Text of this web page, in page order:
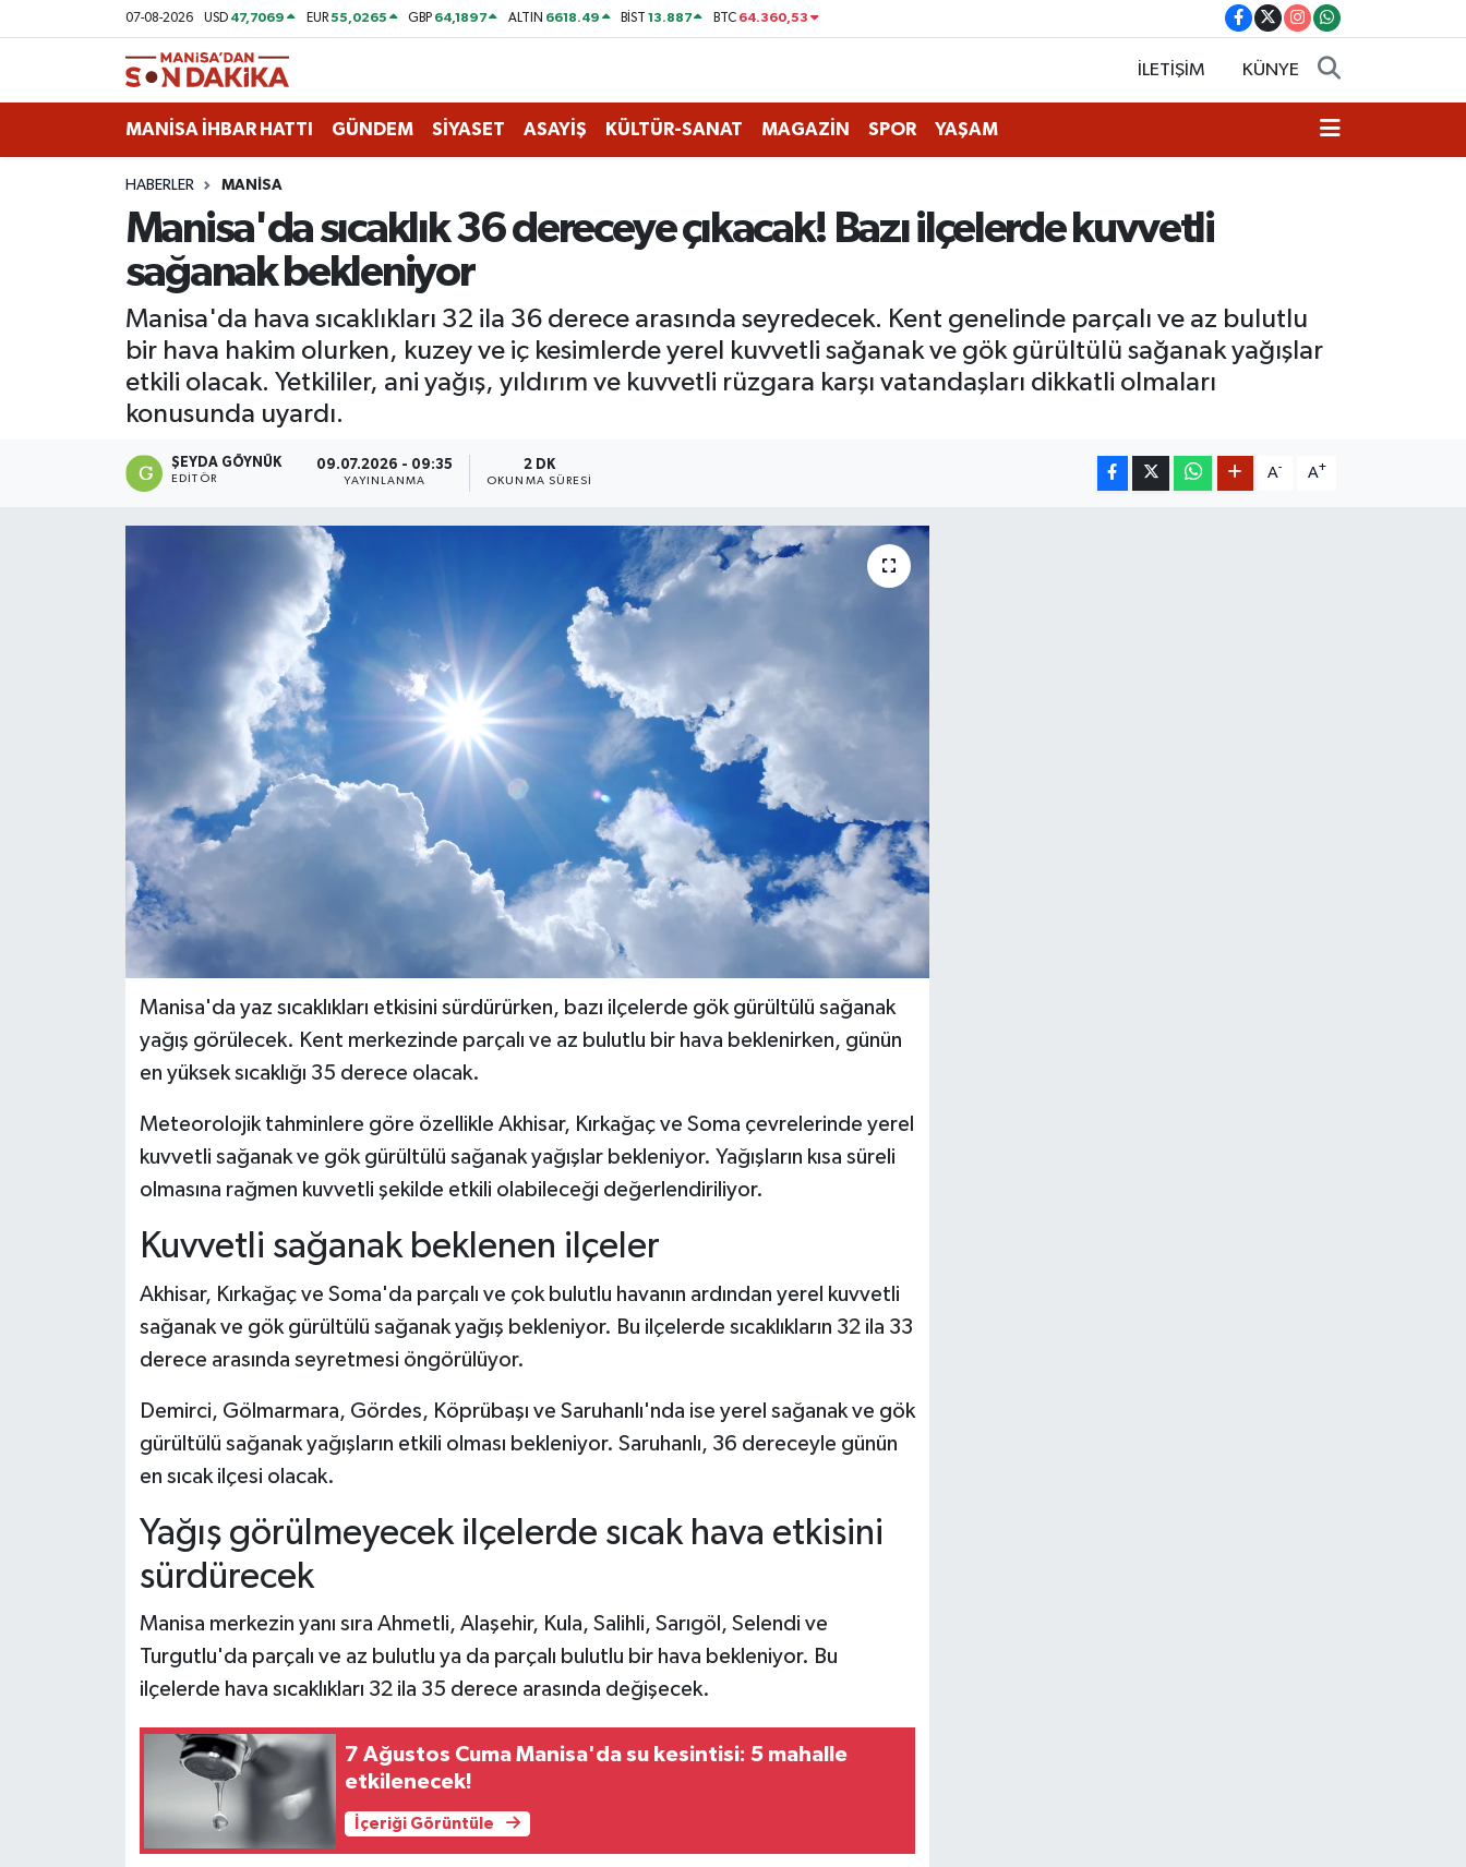
07-08-2026 USD 47,7069 EUR55,0265 GBP 64,1897 ALTIN 6618.49 BİST13.887 BTC 64.360,53
İLETİŞİM KÜNYE
MANİSA İHBAR HATTI GÜNDEM SİYASET ASAYİŞ KÜLTÜR-SANAT MAGAZİN SPOR YAŞAM
HABERLER MANİSA
Manisa'da sıcaklık 36 dereceye çıkacak! Bazı ilçelerde kuvvetli
sağanak bekleniyor
Manisa'da hava sıcaklıkları 32 ila 36 derece arasında seyredecek. Kent genelinde parçalı ve az bulutlu
bir hava hakim olurken, kuzey ve iç kesimlerde yerel kuvvetli sağanak ve gök gürültülü sağanak yağışlar
etkili olacak. Yetkililer, ani yağış, yıldırım ve kuvvetli rüzgara karşı vatandaşları dikkatli olmaları
konusunda uyardı.
ŞEYDA GÖYNÜK
EDITÖR
09.07.2026 - 09:35
YAYINLANMA
2 DK
OKUNMA SÜRESI
A- A+
Manisa'da yaz sıcaklıkları etkisini sürdürürken, bazı ilçelerde gök gürültülü sağanak
yağış görülecek. Kent merkezinde parçalı ve az bulutlu bir hava beklenirken, günün
en yüksek sıcaklığı 35 derece olacak.
Meteorolojik tahminlere göre özellikle Akhisar, Kırkağaç ve Soma çevrelerinde yerel
kuvvetli sağanak ve gök gürültülü sağanak yağışlar bekleniyor. Yağışların kısa süreli
olmasına rağmen kuvvetli şekilde etkili olabileceği değerlendiriliyor.
Kuvvetli sağanak beklenen ilçeler
Akhisar, Kırkağaç ve Soma'da parçalı ve çok bulutlu havanın ardından yerel kuvvetli
sağanak ve gök gürültülü sağanak yağış bekleniyor. Bu ilçelerde sıcaklıkların 32 ila 33
derece arasında seyretmesi öngörülüyor.
Demirci, Gölmarmara, Gördes, Köprübaşı ve Saruhanlı'nda ise yerel sağanak ve gök
gürültülü sağanak yağışların etkili olması bekleniyor. Saruhanlı, 36 dereceyle günün
en sıcak ilçesi olacak.
Yağış görülmeyecek ilçelerde sıcak hava etkisini
sürdürecek
Manisa merkezin yanı sıra Ahmetli, Alaşehir, Kula, Salihli, Sarıgöl, Selendi ve
Turgutlu'da parçalı ve az bulutlu ya da parçalı bulutlu bir hava bekleniyor. Bu
ilçelerde hava sıcaklıkları 32 ila 35 derece arasında değişecek.
7 Ağustos Cuma Manisa'da su kesintisi: 5 mahalle
etkilenecek!
İçeriği Görüntüle
GÜNDEM
KÜLTÜR-SANAT
MANİSA'DA TRAFİK
SİYASET
GİZLİLİK SÖZLEŞMESİ
Hava Durumu
Trafik Durumu
Puan Durumu ve Fikstür
Son Dakika Haberleri
Haber Arşivi